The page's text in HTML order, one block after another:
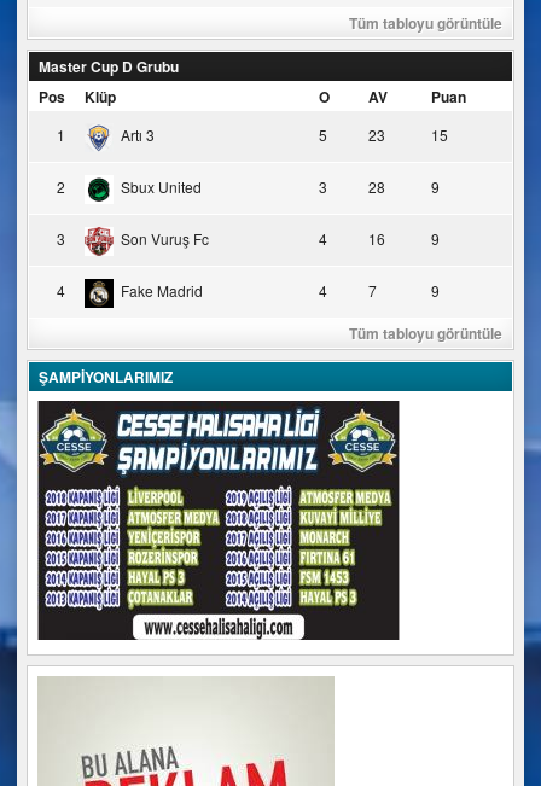
Tüm tabloyu görüntüle
Master Cup D Grubu
Pos
Klüp O AV Puan
1 Artı 3 5 23 15
2 Sbux United 3 28 9
3 Son Vuruş Fc 4 16 9
4 Fake Madrid 4 7 9
Tüm tabloyu görüntüle
ŞAMPİYONLARIMIZ